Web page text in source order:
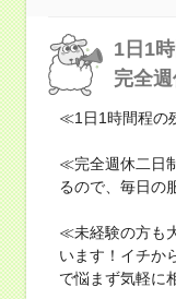
1日1
完全週
≪1日1時間程の
≪完全週休二日
るので、毎日の
≪未経験の方も
います！イチか
で悩まず気軽に